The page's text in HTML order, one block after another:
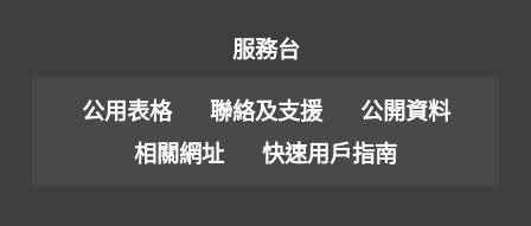
服務台
公用表格 聯絡及支援
公開資料
相關網址
快速用戶指南